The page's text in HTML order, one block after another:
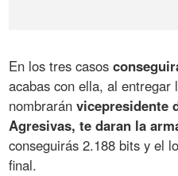
En los tres casos
acabas con ella, al
nombraránvicepresidente
Agresivas, te daran la
conseguirás 2.188 bits y el
final.